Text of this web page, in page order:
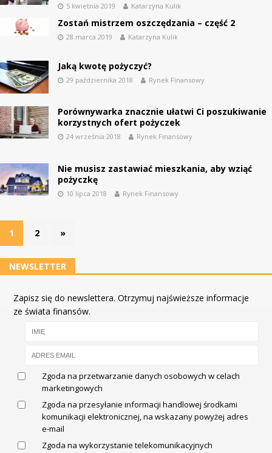
5 kwietnia 2019 Katarzyna Kulik
Zostań mistrzem oszczędzania – część 2
28 marca 2019 Katarzyna Kulik
Jaką kwotę pożyczyć?
29 października 2018 Rynek Finansowy
Porównywarka znacznie ułatwi Ci poszukiwanie
korzystnych ofert pożyczek
24 września 2018 Rynek Finansowy
Nie musisz zastawiać mieszkania, aby wziąć
pożyczkę
10 lipca 2018 Rynek Finansowy
1 2 »
NEWSLETTER
Zapisz się do newslettera. Otrzymuj najświeższe informacje
ze świata finansów.
Zgoda na przetwarzanie danych osobowych w celach
marketingowych
Zgoda na przesyłanie informacji handlowej środkami
komunikacji elektronicznej, na wskazany powyżej adres
e-mail
Zgoda na wykorzystanie telekomunikacyjnych